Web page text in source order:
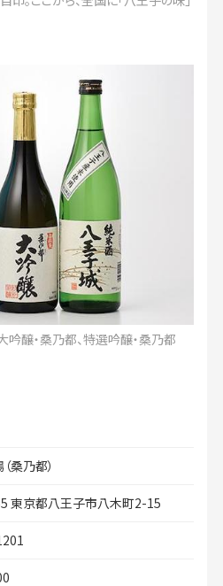
吟醸・桑乃都、特選吟醸・桑乃都
桑乃都）
東京都八王子市八木町2-15